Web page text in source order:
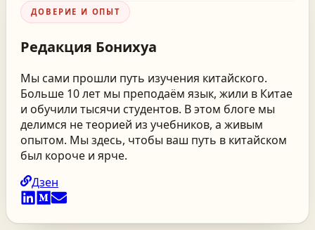
ДОВЕРИЕ И ОПЫТ
Редакция Бонихуа
Мы сами прошли путь изучения китайского.
Больше 10 лет мы преподаём язык, жили в Китае
и обучили тысячи студентов. В этом блоге мы
делимся не теорией из учебников, а живым
опытом. Мы здесь, чтобы ваш путь в китайском
был короче и ярче.
Дзен